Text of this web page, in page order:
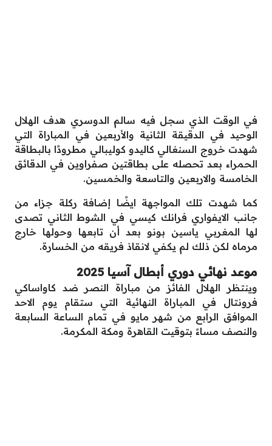
في الوقت الذي سجل فيه سالم الدوسري هدف الهلال
الوحيد في الدقيقة الثانية والأربعين في المباراة التي
شهدت خروج السنغالي كاليدو كوليبالي مطرودًا بالبطاقة
الحمراء بعد تحصله على بطاقتين صفراوين في الدقائق
الخامسة والاربعين والتاسعة والخمسين.
كما شهدت تلك المواجهة ايضًا إضافة ركلة جزاء من
جانب الايفواري فرانك كيسي في الشوط الثاني تصدى
لها المغربي ياسين بونو بعد أن تابعها وحولها خارج
مرماه لكن ذلك لم يكفي لانقاذ فريقه من الخسارة.
موعد نهائي دوري أبطال آسيا 2025
وينتظر الهلال الفائز من مباراة النصر ضد كاواساكي
فرونتال في المباراة النهائية التي ستقام يوم الاحد
الموافق الرابع من شهر مايو في تمام الساعة السابعة
والنصف مساءً بتوقيت القاهرة ومكة المكرمة.